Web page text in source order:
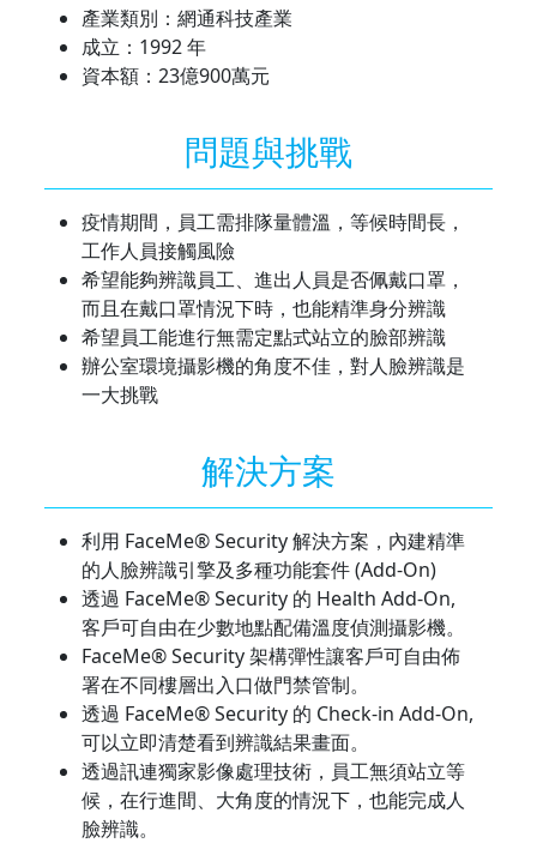
產業類別：網通科技產業
成立：1992 年
資本額：23億900萬元
問題與挑戰
疫情期間，員工需排隊量體溫，等候時間長，
工作人員接觸風險
希望能夠辨識員工、進出人員是否佩戴口罩，
而且在戴口罩情況下時，也能精準身分辨識
希望員工能進行無需定點式站立的臉部辨識
辦公室環境攝影機的角度不佳，對人臉辨識是
一大挑戰
解決方案
利用 FaceMe® Security 解決方案，內建精準
的人臉辨識引擎及多種功能套件 (Add-On)
透過 FaceMe® Security 的 Health Add-On,
客戶可自由在少數地點配備溫度偵測攝影機。
FaceMe® Security 架構彈性讓客戶可自由佈
署在不同樓層出入口做門禁管制。
透過 FaceMe® Security 的 Check-in Add-On,
可以立即清楚看到辨識結果畫面。
透過訊連獨家影像處理技術，員工無須站立等
候，在行進間、大角度的情況下，也能完成人
臉辨識。